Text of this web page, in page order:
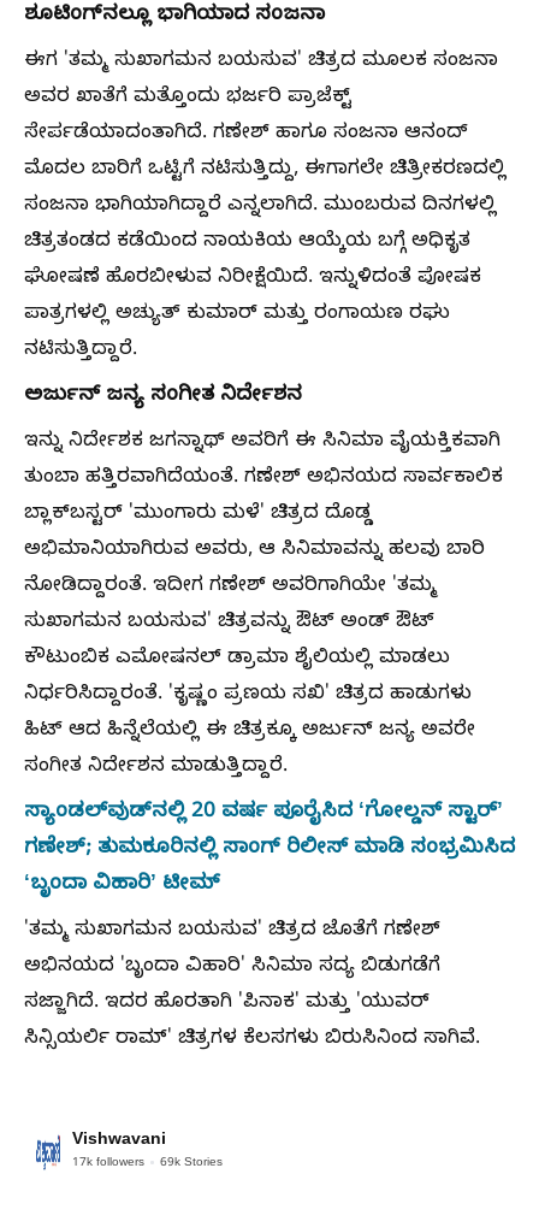
ಶೂಟಿಂಗ್‌ನಲ್ಲೂ ಭಾಗಿಯಾದ ಸಂಜನಾ
ಈಗ 'ತಮ್ಮ ಸುಖಾಗಮನ ಬಯಸುವ' ಚಿತ್ರದ ಮೂಲಕ ಸಂಜನಾ
ಅವರ ಖಾತೆಗೆ ಮತ್ತೊಂದು ಭರ್ಜರಿ ಪ್ರಾಜೆಕ್ಟ್
ಸೇರ್ಪಡೆಯಾದಂತಾಗಿದೆ. ಗಣೇಶ್ ಹಾಗೂ ಸಂಜನಾ ಆನಂದ್
ಮೊದಲ ಬಾರಿಗೆ ಒಟ್ಟಿಗೆ ನಟಿಸುತ್ತಿದ್ದು, ಈಗಾಗಲೇ ಚಿತ್ರೀಕರಣದಲ್ಲಿ
ಸಂಜನಾ ಭಾಗಿಯಾಗಿದ್ದಾರೆ ಎನ್ನಲಾಗಿದೆ. ಮುಂಬರುವ ದಿನಗಳಲ್ಲಿ
ಚಿತ್ರತಂಡದ ಕಡೆಯಿಂದ ನಾಯಕಿಯ ಆಯ್ಕೆಯ ಬಗ್ಗೆ ಅಧಿಕೃತ
ಘೋಷಣೆ ಹೊರಬೀಳುವ ನಿರೀಕ್ಷೆಯಿದೆ. ಇನ್ನುಳಿದಂತೆ ಪೋಷಕ
ಪಾತ್ರಗಳಲ್ಲಿ ಅಚ್ಯುತ್ ಕುಮಾರ್ ಮತ್ತು ರಂಗಾಯಣ ರಘು
ನಟಿಸುತ್ತಿದ್ದಾರೆ.
ಅರ್ಜುನ್‌ ಜನ್ಯ ಸಂಗೀತ ನಿರ್ದೇಶನ
ಇನ್ನು ನಿರ್ದೇಶಕ ಜಗನ್ನಾಥ್ ಅವರಿಗೆ ಈ ಸಿನಿಮಾ ವೈಯಕ್ತಿಕವಾಗಿ
ತುಂಬಾ ಹತ್ತಿರವಾಗಿದೆಯಂತೆ. ಗಣೇಶ್ ಅಭಿನಯದ ಸಾರ್ವಕಾಲಿಕ
ಬ್ಲಾಕ್‌ಬಸ್ಟರ್ 'ಮುಂಗಾರು ಮಳೆ' ಚಿತ್ರದ ದೊಡ್ಡ
ಅಭಿಮಾನಿಯಾಗಿರುವ ಅವರು, ಆ ಸಿನಿಮಾವನ್ನು ಹಲವು ಬಾರಿ
ನೋಡಿದ್ದಾರಂತೆ. ಇದೀಗ ಗಣೇಶ್ ಅವರಿಗಾಗಿಯೇ 'ತಮ್ಮ
ಸುಖಾಗಮನ ಬಯಸುವ' ಚಿತ್ರವನ್ನು ಔಟ್ ಅಂಡ್ ಔಟ್
ಕೌಟುಂಬಿಕ ಎಮೋಷನಲ್ ಡ್ರಾಮಾ ಶೈಲಿಯಲ್ಲಿ ಮಾಡಲು
ನಿರ್ಧರಿಸಿದ್ದಾರಂತೆ. 'ಕೃಷ್ಣಂ ಪ್ರಣಯ ಸಖಿ' ಚಿತ್ರದ ಹಾಡುಗಳು
ಹಿಟ್‌ ಆದ ಹಿನ್ನೆಲೆಯಲ್ಲಿ ಈ ಚಿತ್ರಕ್ಕೂ ಅರ್ಜುನ್ ಜನ್ಯ ಅವರೇ
ಸಂಗೀತ ನಿರ್ದೇಶನ ಮಾಡುತ್ತಿದ್ದಾರೆ.
ಸ್ಯಾಂಡಲ್‌ವುಡ್‌ನಲ್ಲಿ 20 ವರ್ಷ ಪೂರೈಸಿದ ʻಗೋಲ್ಡನ್‌ ಸ್ಟಾರ್‌ʼ
ಗಣೇಶ್‌; ತುಮಕೂರಿನಲ್ಲಿ ಸಾಂಗ್‌ ರಿಲೀಸ್‌ ಮಾಡಿ ಸಂಭ್ರಮಿಸಿದ
ʻಬೃಂದಾ ವಿಹಾರಿʼ ಟೀಮ್
'ತಮ್ಮ ಸುಖಾಗಮನ ಬಯಸುವ' ಚಿತ್ರದ ಜೊತೆಗೆ ಗಣೇಶ್
ಅಭಿನಯದ 'ಬೃಂದಾ ವಿಹಾರಿ' ಸಿನಿಮಾ ಸದ್ಯ ಬಿಡುಗಡೆಗೆ
ಸಜ್ಜಾಗಿದೆ. ಇದರ ಹೊರತಾಗಿ 'ಪಿನಾಕ' ಮತ್ತು 'ಯುವರ್
ಸಿನ್ಸಿಯರ್ಲಿ ರಾಮ್' ಚಿತ್ರಗಳ ಕೆಲಸಗಳು ಬಿರುಸಿನಿಂದ ಸಾಗಿವೆ.
Vishwavani
17k followers 69k Stories